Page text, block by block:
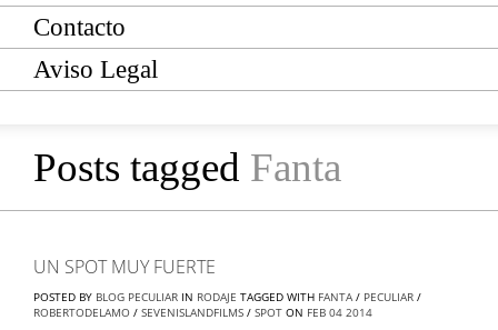
Contacto
Aviso Legal
Posts tagged Fanta
UN SPOT MUY FUERTE
POSTED BY BLOG PECULIAR IN RODAJE TAGGED WITH FANTA/ PECULIAR /
ROBERTODELAMO / SEVENISLANDFILMS / SPOT ON FEB 04 2014